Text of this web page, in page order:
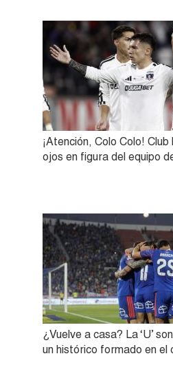
¡Atención, Colo Colo!
ojos en figura del equipo
¿Vuelve a casa? La ‘U’
un histórico formado en el